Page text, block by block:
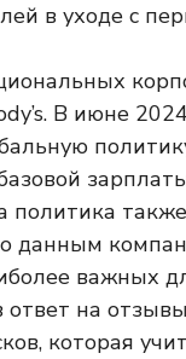
в уходе с
В июне
политика
данным
важных
на
которая